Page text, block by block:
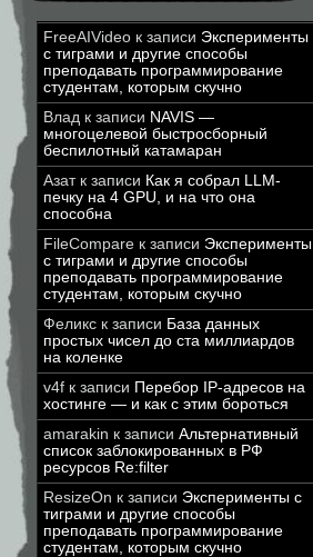
FreeAIVideo к записи Эксперименты
с тиграми и другие способы
преподавать программирование
студентам, которым скучно
Влад к записи NAVIS —
многоцелевой быстросборный
беспилотный катамаран
Азатк записи Как я собрал LLM-
печку на 4 GPU, и на что она
способна
FileCompare к записи Эксперименты
с тиграми и другие способы
преподавать программирование
студентам, которым скучно
Феликс к записи База данных
простых чисел до ста миллиардов
на коленке
v4f к записи Перебор IP-адресов на
хостинге — и как с этим бороться
amarakin к записи Альтернативный
список заблокированных в РФ
ресурсов Re:filter
ResizeOn к записи Эксперименты с
тиграми и другие способы
преподавать программирование
студентам, которым скучно